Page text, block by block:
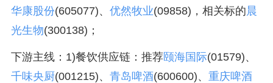
华康股份(605077)、 优然牧业(09858)，相关标的晨
光生物(300138)；
下游主线：1)餐饮供应链：推荐颐海国际(01579)、
千味央厨(001215)、 青岛啤酒(600600)、 重庆啤酒